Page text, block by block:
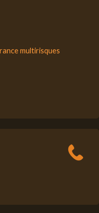
multirisques